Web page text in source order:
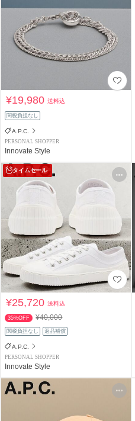
¥19,980送料込
関税負担なし
A.P.C.
PERSONAL SHOPPER
Innovate Style
タイムセール
¥25,720送料込
35%OFF ¥40,000
関税負担なし 返品補償
A.P.C.
PERSONAL SHOPPER
Innovate Style